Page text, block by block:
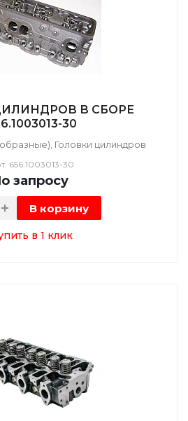
В СБОРЕ
30
Головки цилиндров
656.1003013-30
запросу
В корзину
в 1 клик